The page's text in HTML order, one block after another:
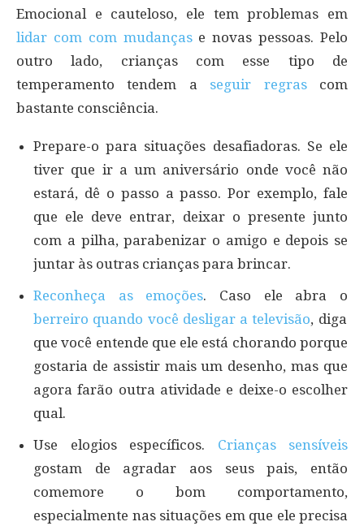
Emocional e cauteloso, ele tem problemas em
lidar com com mudançase novas pessoas. Pelo
outro lado, crianças com esse tipo de
temperamento tendem a seguir regrascom
bastante consciência.
Prepare-o para situações desafiadoras. Se ele
tiver que ir a um aniversário onde você não
estará, dê o passo a passo. Por exemplo, fale
que ele deve entrar, deixar o presente junto
com a pilha, parabenizar o amigo e depois se
juntar às outras crianças para brincar.
Reconheça as emoções. Caso ele abra o
berreiro quando você desligar a televisão, diga
que você entende que ele está chorando porque
gostaria de assistir mais um desenho, mas que
agora farão outra atividade e deixe-o escolher
qual.
Use elogios específicos. Crianças sensíveis
gostam de agradar aos seus pais, então
comemore o bom comportamento,
especialmente nas situações em que ele precisa